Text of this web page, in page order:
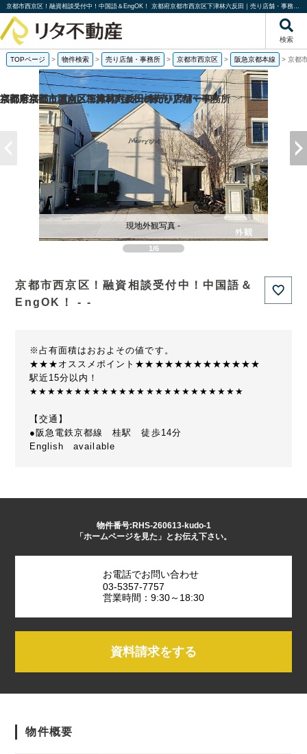
京都市西京区！融資相談受付中！中国語＆EngOK！ 京都府京都市西京区下津林六反田｜売り店舗・事務所｜株式会社リタ不動産
検索
TOPページ > 物件検索 > 売り店舗・事務所 > 京都市西京区 > 阪急京都本線 > 京都
1/6
現地外観写真 -
京都市西京区！融資相談受付中！中国語＆
EngOK！ - -
※占有面積はおおよその値です。
★★★オススメポイント★★★★★★★★★★★★★
駅近15分以内！
★★★★★★★★★★★★★★★★★★★★★★★★
【交通】
●阪急電鉄京都線 桂駅 徒歩14分
English available
物件番号:RHS-260613-kudo-1
「ホームページを見た」とお伝え下さい。
お電話でお問い合わせ
03-5357-7757
営業時間：9:30～18:30
資料請求をする
物件概要
福岡県福岡市城南区梅林2丁目の一棟売りアパート
京都府京都市西京区下津林六反田の売り店舗・事務所
京都府京都市西京区下津林六反田の
京都府京都市下京区二人司町の一棟売りアパート